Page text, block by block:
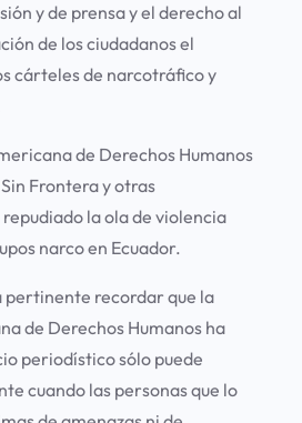
y de prensa y el derecho al
de los ciudadanos el
cárteles de narcotráfico y
de Derechos Humanos
Frontera y otras
la ola de violencia
narco en Ecuador.
pertinente recordar que la
de Derechos Humanos ha
periodístico sólo puede
cuando las personas que lo